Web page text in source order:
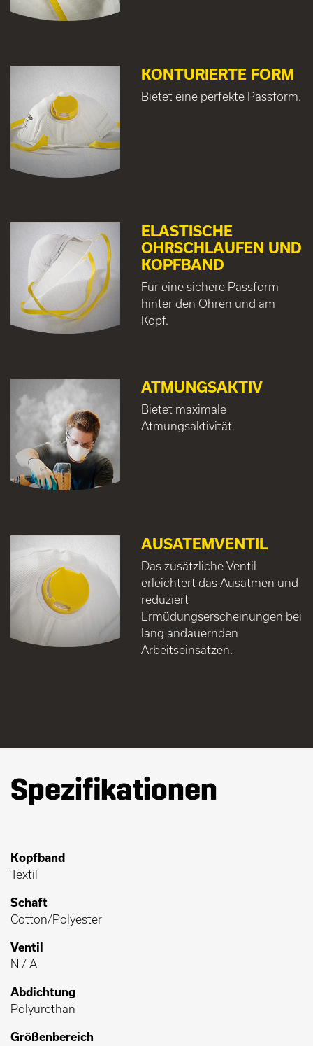
KONTURIERTE FORM
Bietet eine perfekte Passform.
ELASTISCHE
OHRSCHLAUFEN UND
KOPFBAND
Für eine sichere Passform
hinter den Ohren und am
Kopf.
ATMUNGSAKTIV
Bietet maximale
Atmungsaktivität.
AUSATEMVENTIL
Das zusätzliche Ventil
erleichtert das Ausatmen und
reduziert
Ermüdungserscheinungen bei
lang andauernden
Arbeitseinsätzen.
Spezifikationen
Kopfband
Textil
Schaft
Cotton/Polyester
Ventil
N / A
Abdichtung
Polyurethan
Größenbereich